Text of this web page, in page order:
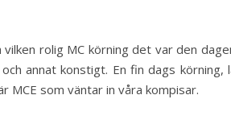
rolig MC körning det var den
annat konstigt. En fin dags körning,
MCE som väntar in våra kompisar.